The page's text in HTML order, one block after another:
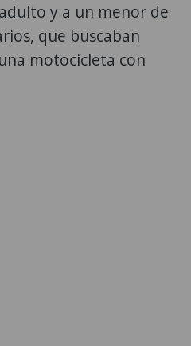
y a un menor de
que buscaban
motocicleta con